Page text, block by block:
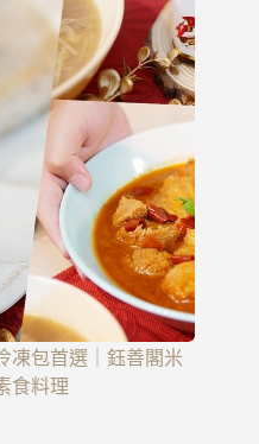
凍包首選｜鈺善閣米
食料理